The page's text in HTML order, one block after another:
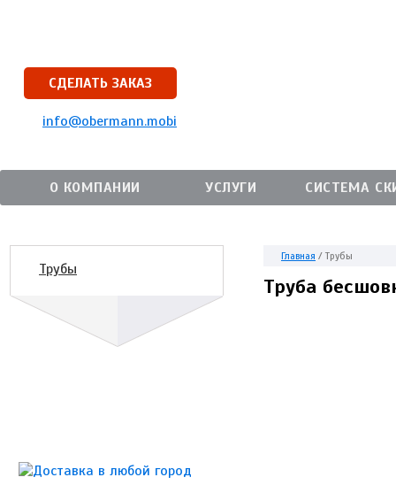
СДЕЛАТЬ ЗАКАЗ
info@obermann.mobi
О КОМПАНИИ УСЛУГИ СИСТЕМА
Трубы
Главная / Трубы
Труба